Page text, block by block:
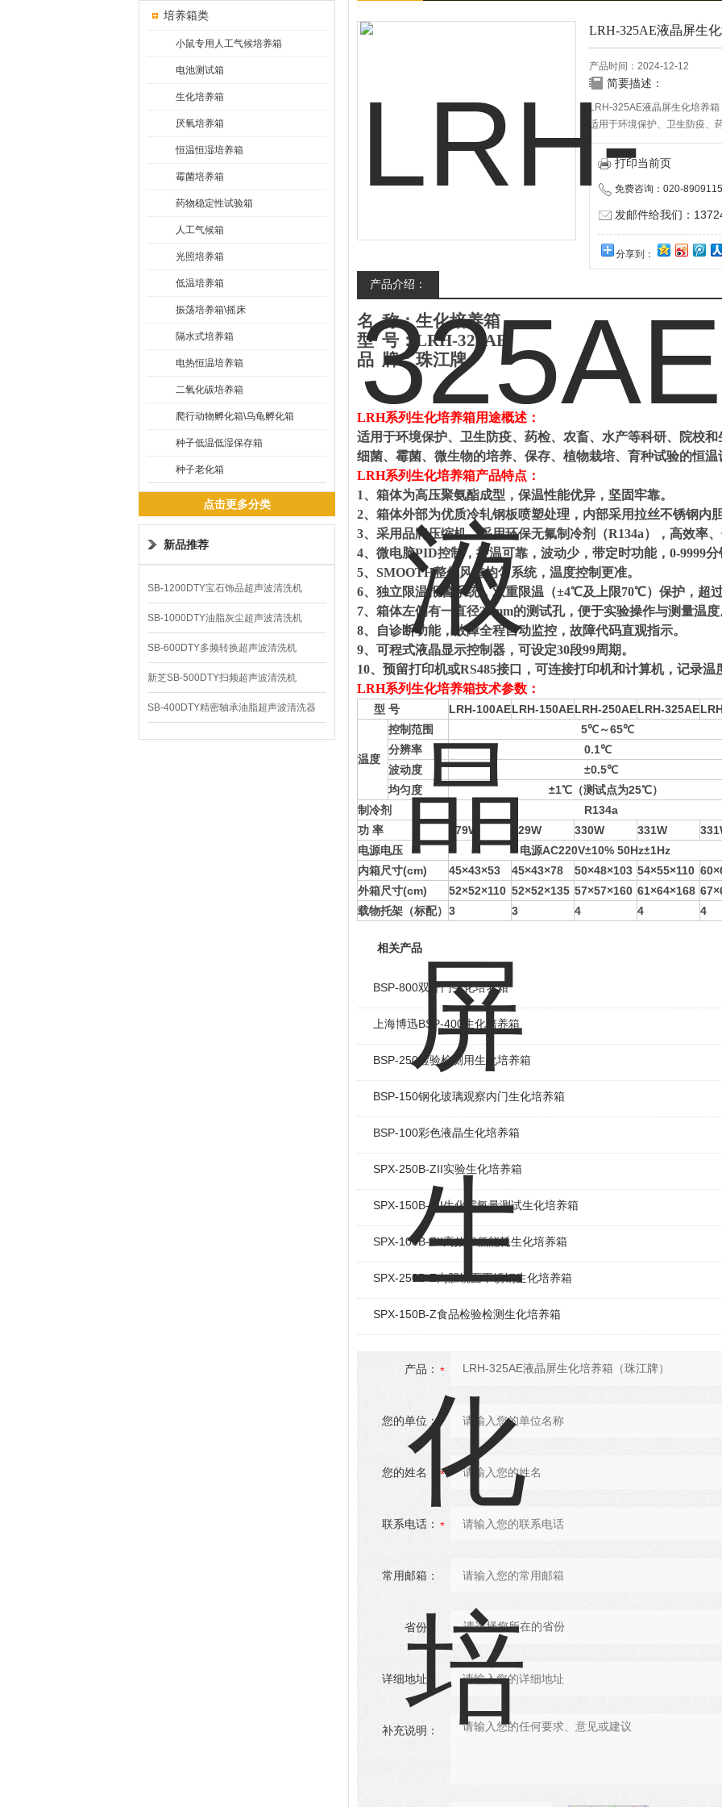
培养箱类
小鼠专用人工气候培养箱
电池测试箱
生化培养箱
厌氧培养箱
恒温恒湿培养箱
霉菌培养箱
药物稳定性试验箱
人工气候箱
光照培养箱
低温培养箱
振荡培养箱\摇床
隔水式培养箱
电热恒温培养箱
二氧化碳培养箱
爬行动物孵化箱\乌龟孵化箱
种子低温低湿保存箱
种子老化箱
点击更多分类
新品推荐
SB-1200DTY宝石饰品超声波清洗机
SB-1000DTY油脂灰尘超声波清洗机
SB-600DTY多频转换超声波清洗机
新芝SB-500DTY扫频超声波清洗机
SB-400DTY精密轴承油脂超声波清洗器
LRH-325AE液晶屏生
产品时间：2024-12-12
简要描述：
LRH-325AE液晶屏生化培养箱
适用于环境保护、卫生防疫、
体分析和BOD测定，细菌、
恒温设备。打印当前页
免费咨询：020-
发邮件给我们：
分享到：
产品介绍：
名 称：生化培养箱
型 号： LRH-325 AE
品 牌：珠江牌
LRH系列生化培养箱用途概述：
适用于环境保护、卫生防疫、药检、农畜、水产等科研、院校
细菌、霉菌、微生物的培养、保存、植物栽培、育种试验的恒温
LRH系列生化培养箱产品特点：
1、箱体为高压聚氨酯成型，保温性能优异，坚固牢靠。
2、箱体外部为优质冷轧钢板喷塑处理，内部采用拉丝不锈钢内
3、采用品牌压缩机，采用环保无氟制冷剂（R134a），高效率、
4、微电脑PID控制，控温可靠，波动少，带定时功能，0-9999分
5、SMOOTH整体风道均匀系统，温度控制更准。
6、独立限温报警系统，双重限温（±4℃及上限70℃）保护，超过
7、箱体左侧有一直径30mm的测试孔，便于实验操作与测量温度
8、自诊断功能，故障全程自动监控，故障代码直观指示。
9、可程式液晶显示控制器，可设定30段99周期。
10、预留打印机或RS485接口，可连接打印机和计算机，记录温
LRH系列生化培养箱技术参数：
型 号 LRH-100AELRH-150AELRH-250AELRH-325AE
温度
控制范围
5℃～65℃
分辨率
0.1℃
波动度
±0.5℃
均匀度
±1℃（测试点为25℃）
制冷剂
R134a
功 率
179W 329W 330W 331W
电源电压
电源AC220V±10% 50Hz±1Hz
内箱尺寸(cm)
45×43×53 45×43×78 50×48×103 54×55×110
外箱尺寸(cm)
52×52×110 52×52×135 57×57×160 61×64×168
载物托架（标配） 3 3 4 4 4
相关产品
BSP-800双开门生化培养箱
上海博迅BSP-400生化培养箱
BSP-250检验检测用生化培养箱
BSP-150钢化玻璃观察内门生化培养箱
BSP-100彩色液晶生化培养箱
SPX-250B-ZII实验生化培养箱
SPX-150B-ZII生化需氧量测试生化培养箱
SPX-100B-ZII高效率低能耗生化培养箱
SPX-250B-Z内胆镜面不锈钢生化培养箱
SPX-150B-Z食品检验检测生化培养箱
产品：
您的单位：
您的姓名：
联系电话：
常用邮箱：
省份：
详细地址：
补充说明：